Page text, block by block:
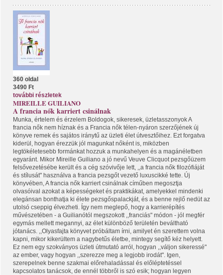
360 oldal
3490 Ft
további részletek
MIREILLE GUILIANO
A francia nők karriert csinálnak
Munka, értelem és érzelem Boldogok, sikeresek, üzletasszonyok A
francia nők nem híznak és a Francia nők télen-nyáron szerzőjének új
könyve remek és sajátos iránytű az üzleti élet útvesztőihez. Ezt forgatva
kiderül, hogyan érezzük jól magunkat nőként is, miközben
legtökéletesebb formánkat hozzuk a munkahelyen és a magánéletben
egyaránt. Mikor Mireille Guiliano a jó nevű Veuve Clicquot pezsgőüzem
felsővezetésébe került és a cég szóvivője lett, ,,a francia nők filozófiáját
és stílusát" használva a francia pezsgőt vezető luxuscikké tette. Új
könyvében, A francia nők karriert csinálnak címűben megosztja
olvasóival azokat a képességeket és praktikákat, amelyekkel mindenki
elegánsan bonthatja ki élete pezsgőspalackját, és a benne rejlő nedüt az
utolsó cseppig élvezheti. Így nem meglepő, hogy a karrierépítés
művészetében - a Guilianótól megszokott ,,franciás" módon - jól megfér
egymás mellett megannyi, az élet különböző területén beváltható
jótanács. ,,Olyasfajta könyvet próbáltam írni, amilyet én szerettem volna
kapni, mikor kikerültem a nagybetűs életbe, mintegy segítő kéz helyett.
Ez nem egy szokványos üzleti útmutató arról, hogyan ,,váljon sikeressé"
az ember, vagy hogyan ,,szerezze meg a legjobb irodát". Igen,
szerepelnek benne szakmai előrehaladással és előléptetéssel
kapcsolatos tanácsok, de ennél többről is szó esik; hogyan legyen